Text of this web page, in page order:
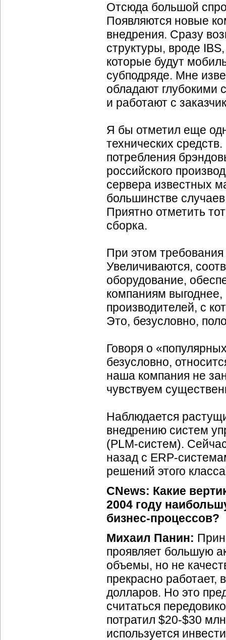
Отсюда большой
Появляются новые
внедрения. Сразу
структуры, вроде
которые будут
субподряде. Мне
обладают глубокими
и работают с
Я бы отметил еще
технических
потребления
российского
сервера известных
большинстве
Приятно отметить
сборка.
При этом
Увеличиваются,
оборудование,
компаниям
производителей, с
Это, безусловно,
Говоря о
безусловно,
наша компания не
чувствуем
Наблюдается
внедрению систем
(PLM-систем).
назад с ERP-
решений этого
CNews: Какие
2004 году
бизнес-процессов?
Михаил Панин:
проявляет большую
объемы, но не
прекрасно
долларов. Но это
считаться
потратил $20-$30
используется